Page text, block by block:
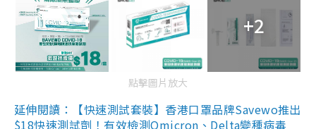
+2
點擊圖片放大
延伸閱讀：【快速測試套裝】香港口罩品牌Savewo推出
$18快速測試劑！有效檢測Omicron、Delta變種病毒